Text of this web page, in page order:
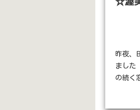
昨夜、
ました
の続く